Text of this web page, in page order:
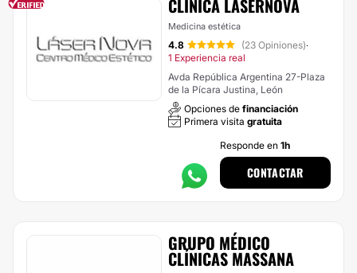
CLÍNICA LASERNOVA
Medicina estética
4.8 (23 Opiniones)·
1 Experiencia real
Avda República Argentina 27-Plaza
de la Pícara Justina, León
Opciones de financiación
Primera visita gratuita
Responde en 1h
CONTACTAR
GRUPO MÉDICO
CLÍNICAS MASSANA